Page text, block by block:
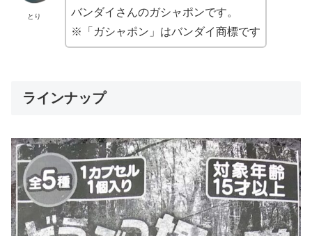
とり
バンダイさんのガシャポンです。
※「ガシャポン」はバンダイ商標です
ラインナップ